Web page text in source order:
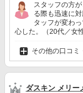
スタッフの方
る際も迅速に
タッフが変わ
心した。（20代／女性
その他の口コミ
ダスキン メリー